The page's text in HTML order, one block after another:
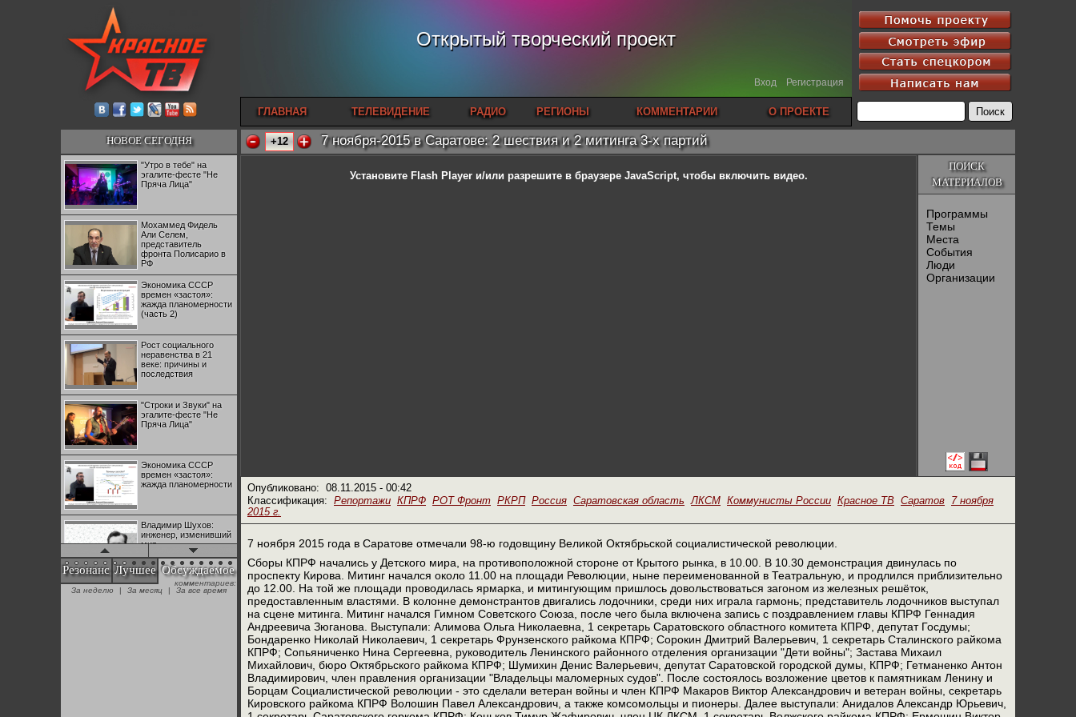
Открытый творческий проект
Вход Регистрация
ГЛАВНАЯ ТЕЛЕВИДЕНИЕ РАДИО РЕГИОНЫ КОММЕНТАРИИ О ПРОЕКТЕ
НОВОЕ СЕГОДНЯ
"Утро в тебе" на
эгалите-фесте "Не
Пряча Лица"
Мохаммед Фидель
Али Селем,
представитель
фронта Полисарио в
РФ
Экономика СССР
времен «застоя»:
жажда планомерности
(часть 2)
Рост социального
неравенства в 21
веке: причины и
последствия
"Строки и Звуки" на
эгалите-фесте "Не
Пряча Лица"
Экономика СССР
времен «застоя»:
жажда планомерности
Владимир Шухов:
инженер, изменивший
мир
"Аркадий Коц" на
эгалите-фесте "Не
Резонанс Лучшее Обсуждаемое
комментариев:
За неделю
| За месяц | За все время
+12 7 ноября-2015 в Саратове: 2 шествия и 2 митинга 3-х партий
ПОИСК
МАТЕРИАЛОВ
Программы
Темы
Места
События
Люди
Организации
Установите Flash Playerи/или разрешите в браузере JavaScript, чтобы включить видео.
Опубликовано: 08.11.2015 - 00:42
Классификация: Репортажи КПРФ РОТ Фронт РКРП Россия Саратовская область ЛКСМ Коммунисты России Красное ТВ Саратов 7 ноября
2015 г.
7 ноября 2015 года в Саратове отмечали 98-ю годовщину Великой Октябрьской социалистической революции.
Сборы КПРФ начались у Детского мира, на противоположной стороне от Крытого рынка, в 10.00. В 10.30 демонстрация двинулась по
проспекту Кирова. Митинг начался около 11.00 на площади Революции, ныне переименованной в Театральную, и продлился приблизительно
до 12.00. На той же площади проводилась ярмарка, и митингующим пришлось довольствоваться загоном из железных решёток,
предоставленным властями. В колонне демонстрантов двигались лодочники, среди них играла гармонь; представитель лодочников выступал
на сцене митинга. Митинг начался Гимном Советского Союза, после чего была включена запись с поздравлением главы КПРФ Геннадия
Андреевича Зюганова. Выступали: Алимова Ольга Николаевна, 1 секретарь Саратовского областного комитета КПРФ, депутат Госдумы;
Бондаренко Николай Николаевич, 1 секретарь Фрунзенского райкома КПРФ; Сорокин Дмитрий Валерьевич, 1 секретарь Сталинского райкома
КПРФ; Сопьяниченко Нина Сергеевна, руководитель Ленинского районного отделения организации "Дети войны"; Застава Михаил
Михайлович, бюро Октябрьского райкома КПРФ; Шумихин Денис Валерьевич, депутат Саратовской городской думы, КПРФ; Гетманенко Антон
Владимирович, член правления организации "Владельцы маломерных судов". После состоялось возложение цветов к памятникам Ленину и
Борцам Социалистической революции - это сделали ветеран войны и член КПРФ Макаров Виктор Александрович и ветеран войны, секретарь
Кировского райкома КПРФ Волошин Павел Александрович, а также комсомольцы и пионеры. Далее выступали: Анидалов Александр Юрьевич,